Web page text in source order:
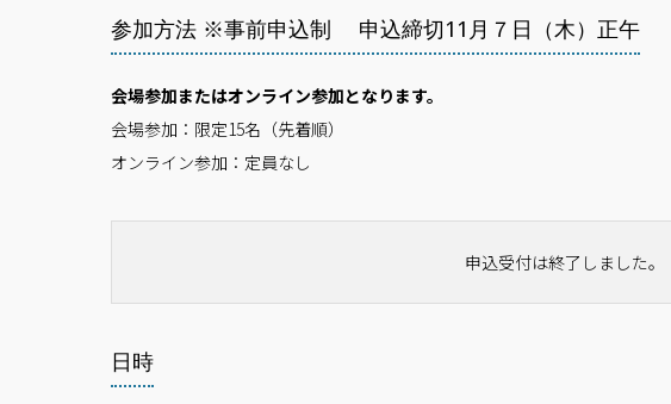
参加方法 ※事前申込制 申込締切11月７日（木）正午
会場参加またはオンライン参加となります。
会場参加：限定15名（先着順）
オンライン参加：定員なし
申込受付は終了しました。
日時